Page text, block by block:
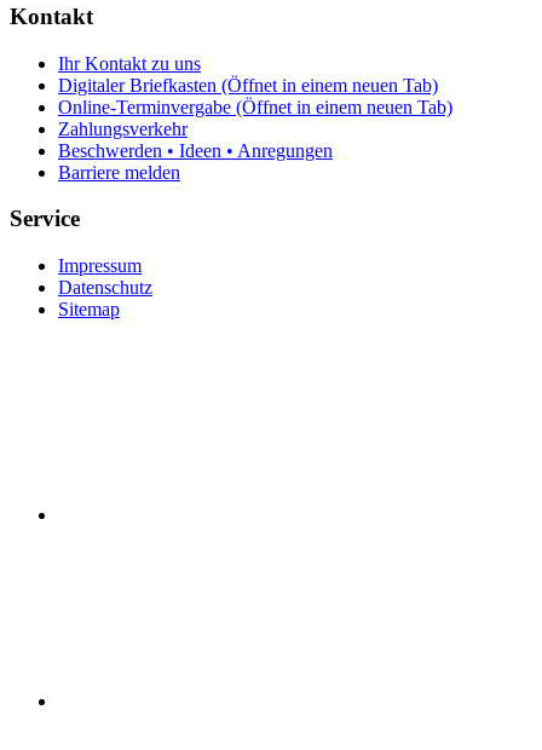
Kontakt
Ihr Kontakt zu uns
Digitaler Briefkasten (Öffnet in einem neuen Tab)
Online-Terminvergabe (Öffnet in einem neuen Tab)
Zahlungsverkehr
Beschwerden • Ideen • Anregungen
Barriere melden
Service
Impressum
Datenschutz
Sitemap